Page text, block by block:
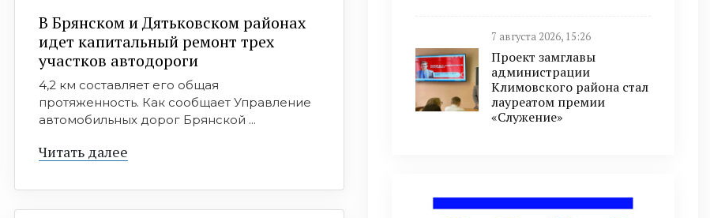
В Брянском и Дятьковском районах
идет капитальный ремонт трех
участков автодороги
4,2 км составляет его общая
протяженность. Как сообщает Управление
автомобильных дорог Брянской ...
Читать далее
7 августа 2026, 15:26
Проект замглавы
администрации
Климовского района стал
лауреатом премии
«Служение»